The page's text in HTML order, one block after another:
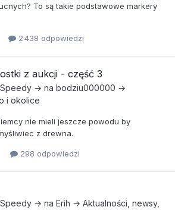
To są takie podstawowe markery
2 438 odpowiedzi
z aukcji - część 3
Speedy → na bodziu000000 →
i okolice
nie mieli jeszcze powodu by
z drewna.
298 odpowiedzi
Speedy → na Erih → Aktualności, newsy,